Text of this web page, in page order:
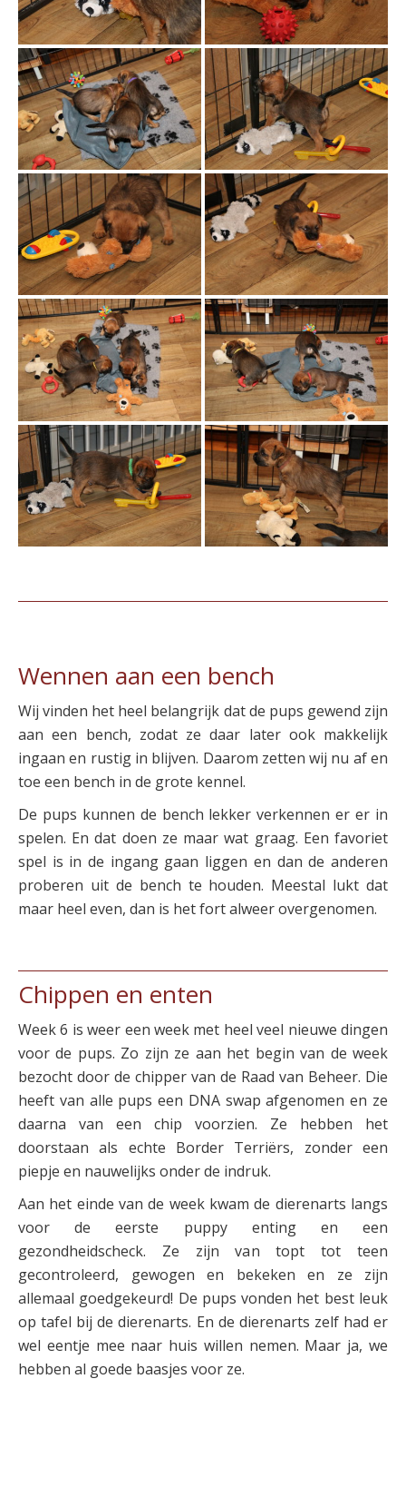
Wennen aan een bench
Wij vinden het heel belangrijk dat de pups gewend zijn
aan een bench, zodat ze daar later ook makkelijk
ingaan en rustig in blijven. Daarom zetten wij nu af en
toe een bench in de grote kennel.
De pups kunnen de bench lekker verkennen er er in
spelen. En dat doen ze maar wat graag. Een favoriet
spel is in de ingang gaan liggen en dan de anderen
proberen uit de bench te houden. Meestal lukt dat
maar heel even, dan is het fort alweer overgenomen.
Chippen en enten
Week 6 is weer een week met heel veel nieuwe dingen
voor de pups. Zo zijn ze aan het begin van de week
bezocht door de chipper van de Raad van Beheer. Die
heeft van alle pups een DNA swap afgenomen en ze
daarna van een chip voorzien. Ze hebben het
doorstaan als echte Border Terriërs, zonder een
piepje en nauwelijks onder de indruk.
Aan het einde van de week kwam de dierenarts langs
voor de eerste puppy enting en een
gezondheidscheck. Ze zijn van topt tot teen
gecontroleerd, gewogen en bekeken en ze zijn
allemaal goedgekeurd! De pups vonden het best leuk
op tafel bij de dierenarts. En de dierenarts zelf had er
wel eentje mee naar huis willen nemen. Maar ja, we
hebben al goede baasjes voor ze.